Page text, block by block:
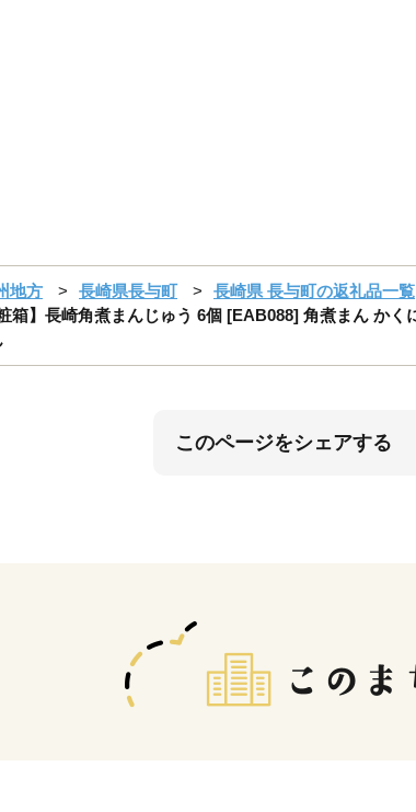
地方 長崎県長与町
長崎県 長与町の返礼品一覧
箱】長崎角煮まんじゅう 6個 [EAB088] 角煮まん か
このページをシェアする